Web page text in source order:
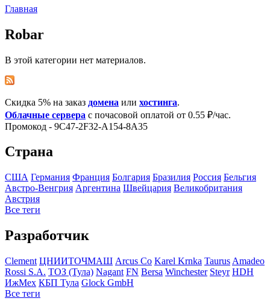
Главная
Robar
В этой категории нет материалов.
Скидка 5% на заказ домена или хостинга.
Облачные сервера с почасовой оплатой от 0.55 ₽/час.
Промокод - 9C47-2F32-A154-8A35
Страна
США Германия Франция Болгария Бразилия Росcия Бельгия
Австро-Венгрия Аргентина Швейцария Великобритания
Австрия
Все теги
Разработчик
Clement ЦНИИТОЧМАШ Arcus Co Karel Krnka Taurus Amadeo
Rossi S.A. ТОЗ (Тула) Nagant FN Bersa Winchester Steyr HDH
ИжМех КБП Тула Glock GmbH
Все теги